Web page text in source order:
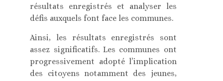
résultats enregistrés et analyser les
défis auxquels font face les communes.
Ainsi, les résultats enregistrés sont
assez significatifs. Les communes ont
progressivement adopté l’implication
des citoyens notamment des jeunes,